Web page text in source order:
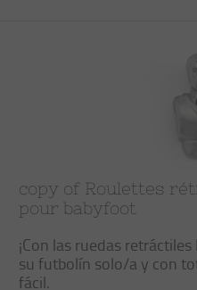
copy of Roulettes
pour babyfoot
¡Con las ruedas retráctiles
su futbolín solo/a y con
fácil.